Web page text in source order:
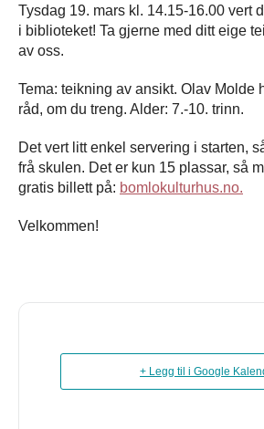
Tysdag 19. mars kl. 14.15-16.00 vert
i biblioteket! Ta gjerne med ditt eige
av oss.
Tema: teikning av ansikt. Olav Molde
råd, om du treng. Alder: 7.-10. trinn.
Det vert litt enkel servering i starten,
frå skulen. Det er kun 15 plassar, så
gratis billett på: bomlokulturhus.no.
Velkommen!
+ Legg til i Google